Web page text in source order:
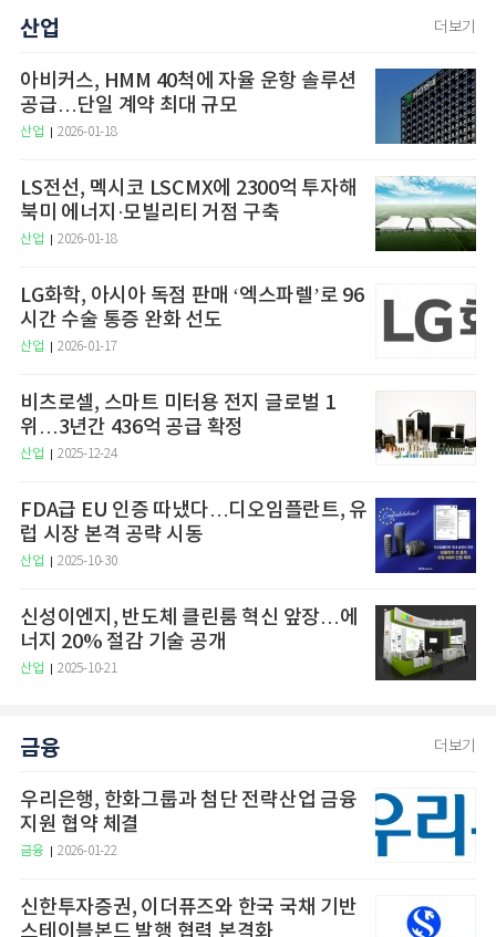
산업 더보기
아비커스, HMM 40척에 자율 운항 솔루션
공급…단일 계약 최대 규모
산업 2026-01-18
LS전선, 멕시코 LSCMX에 2300억 투자해
북미 에너지·모빌리티 거점 구축
산업 2026-01-18
LG화학, 아시아 독점 판매 ‘엑스파렐’로 96
시간 수술 통증 완화 선도
산업 2026-01-17
비츠로셀, 스마트 미터용 전지 글로벌 1
위…3년간 436억 공급 확정
산업 2025-12-24
FDA급 EU 인증 따냈다…디오임플란트, 유
럽 시장 본격 공략 시동
산업 2025-10-30
신성이엔지, 반도체 클린룸 혁신 앞장…에
너지 20% 절감 기술 공개
산업 2025-10-21
금융 더보기
우리은행, 한화그룹과 첨단 전략산업 금융
지원 협약 체결
금융 2026-01-22
신한투자증권, 이더퓨즈와 한국 국채 기반
스테이블본드 발행 협력 본격화